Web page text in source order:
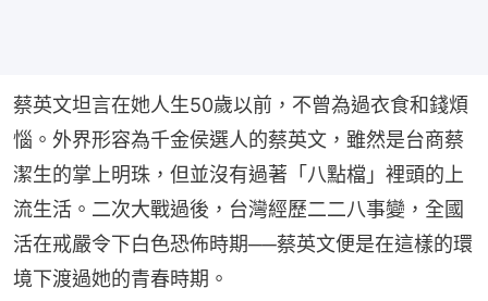
蔡英文坦言在她人生50歲以前，不曾為過衣食和錢煩
惱。外界形容為千金侯選人的蔡英文，雖然是台商蔡
潔生的掌上明珠，但並沒有過著「八點檔」裡頭的上
流生活。二次大戰過後，台灣經歷二二八事變，全國
活在戒嚴令下白色恐佈時期──蔡英文便是在這樣的環
境下渡過她的青春時期。